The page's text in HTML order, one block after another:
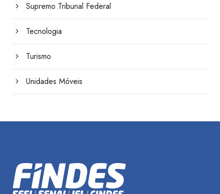
Supremo Tribunal Federal
Tecnologia
Turismo
Unidades Móveis